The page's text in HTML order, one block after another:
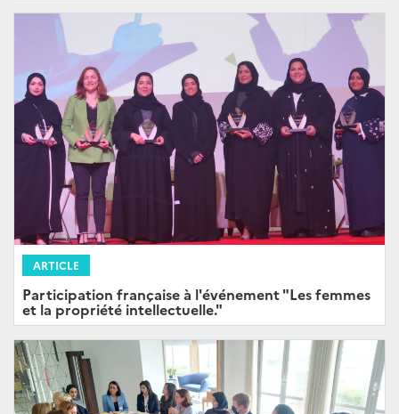
ARTICLE
Participation française à l'événement "Les femmes
et la propriété intellectuelle."